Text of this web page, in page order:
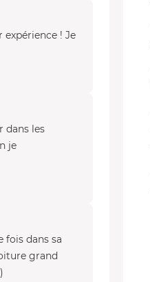
expérience ! Je
dans les
je
fois dans sa
grand